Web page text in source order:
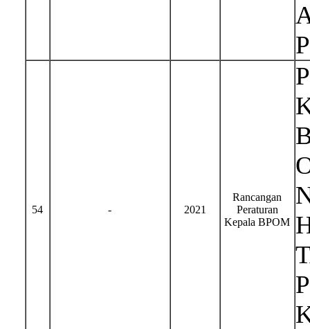
54 - 2021
Rancangan
Peraturan
Kepala BPOM